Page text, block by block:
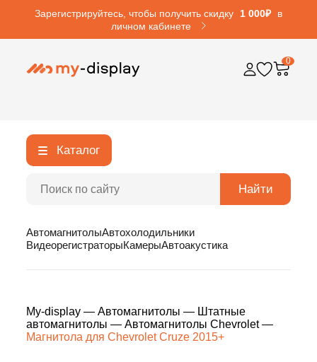
Зарегистрируйтесь, чтобы получить скидку 1 000₽
в
личном кабинете
0
Каталог
Найти
АвтомагнитолыАвтохолодильники
ВидеорегистраторыКамерыАвтоакустика
My-display — Автомагнитолы — Штатные
автомагнитолы — Автомагнитолы Chevrolet—
Магнитола для Chevrolet Cruze 2015+